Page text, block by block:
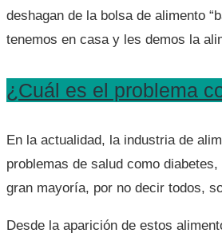
deshagan de la bolsa de alimento
tenemos en casa y les demos la
¿Cuál es el problema
En la actualidad, la industria de
problemas de salud como
gran mayoría, por no decir todos,
Desde la aparición de estos